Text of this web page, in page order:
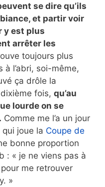
se dire qu’ils
et partir voir
y est plus
arrêter les
toujours plus
à l’abri, soi-même,
ça drôle la
fois, qu’au
lourde on se
Comme me l’a un jour
joue la Coupe de
bonne proportion
: « je ne viens pas à
me retrouver
»